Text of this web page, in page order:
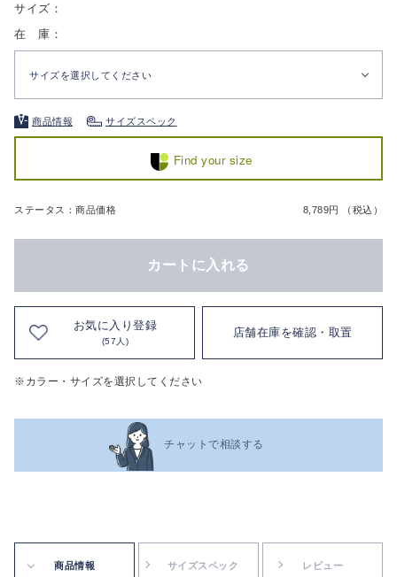
サイズ：
在 庫：
サイズを選択してください
商品情報 サイズスペック
Find your size
ステータス：商品価格 8,789円 （税込）
カートに入れる
お気に入り登録
(57人)
店舗在庫を確認・取置
※カラー・サイズを選択してください
チャットで相談する
商品情報 サイズスペック レビュー